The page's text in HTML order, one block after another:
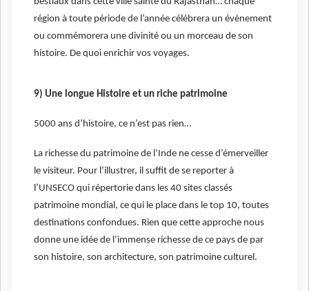
région à toute période de l’année célébrera un évènement
ou commémorera une divinité ou un morceau de son
histoire. De quoi enrichir vos voyages.
9) Une longue Histoire et un riche patrimoine
5000 ans d’histoire, ce n’est pas rien…
La richesse du patrimoine de l’Inde ne cesse d’émerveiller
le visiteur. Pour l’illustrer, il suffit de se reporter à
l’UNSECO qui répertorie dans les 40 sites classés
patrimoine mondial, ce qui le place dans le top 10, toutes
destinations confondues. Rien que cette approche nous
donne une idée de l’immense richesse de ce pays de par
son histoire, son architecture, son patrimoine culturel.